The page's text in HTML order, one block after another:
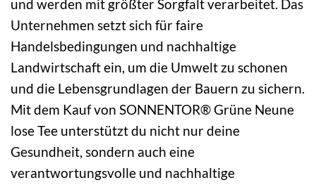
und werden mit größter Sorgfalt verarbeitet. Das
Unternehmen setzt sich für faire
Handelsbedingungen und nachhaltige
Landwirtschaft ein, um die Umwelt zu schonen
und die Lebensgrundlagen der Bauern zu sichern.
Mit dem Kauf von SONNENTOR® Grüne Neune
lose Tee unterstützt du nicht nur deine
Gesundheit, sondern auch eine
verantwortungsvolle und nachhaltige